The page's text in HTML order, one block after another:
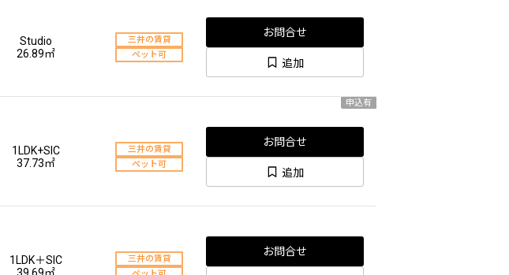
Studio
26.89㎡
三井の賃貸
ペット可
お問合せ
追加
申込有
1LDK+SIC
37.73㎡
三井の賃貸
ペット可
お問合せ
追加
1LDK＋SIC
三井の賃貸
お問合せ